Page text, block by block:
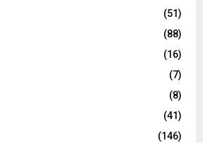
(51)
(88)
(16)
(7)
(8)
(41)
(146)